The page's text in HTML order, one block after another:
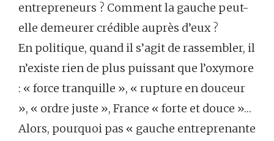
entrepreneurs ? Comment la gauche peut-
elle demeurer crédible auprès d’eux ?
En politique, quand il s’agit de rassembler, il
n’existe rien de plus puissant que l’oxymore
: « force tranquille », « rupture en douceur
», « ordre juste », France « forte et douce »…
Alors, pourquoi pas « gauche entreprenante